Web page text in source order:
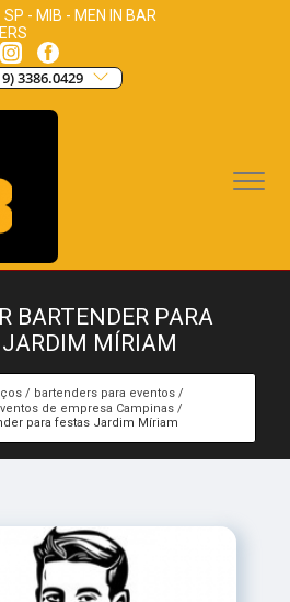
- MIB - MEN IN BAR
3386.0429
BARTENDER PARA
JARDIM MÍRIAM
bartenders para eventos
de empresa Campinas
para festas Jardim Míriam